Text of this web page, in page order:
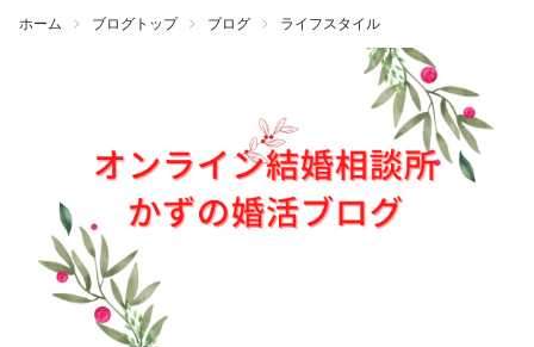
ホーム ブログトップ ブログ ライフスタイル